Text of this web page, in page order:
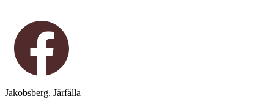
Jakobsberg, Järfälla